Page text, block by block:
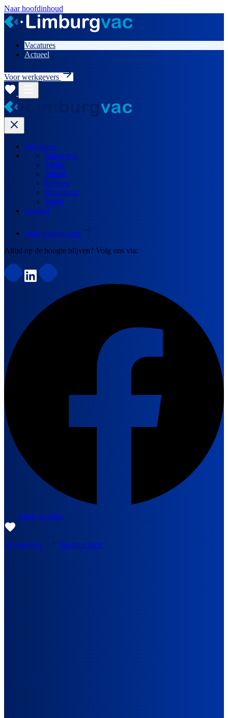
Naar hoofdinhoud
Vacatures
Actueel
Voor werkgevers
Vacatures
Maastricht
Venlo
Sittard
Heerlen
Roermond
Weert
Actueel
Voor werkgevers
Altijd op de hoogte blijven? Volg ons via:
Zoek vacature
Opgeslagen Vacature alert